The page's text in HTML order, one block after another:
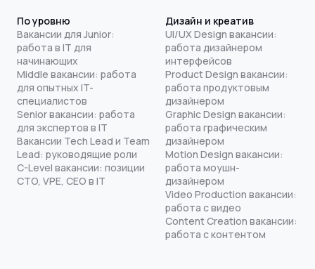
По уровню
Вакансии для Junior:
работа в IT для
начинающих
Middle вакансии: работа
для опытных IT-
специалистов
Senior вакансии: работа
для экспертов в IT
Вакансии Tech Lead и Team
Lead: руководящие роли
C-Level вакансии: позиции
CTO, VPE, CEO в IT
Дизайн и креатив
UI/UX Design вакансии:
работа дизайнером
интерфейсов
Product Design вакансии:
работа продуктовым
дизайнером
Graphic Design вакансии:
работа графическим
дизайнером
Motion Design вакансии:
работа моушн-
дизайнером
Video Production вакансии:
работа с видео
Content Creation вакансии:
работа с контентом